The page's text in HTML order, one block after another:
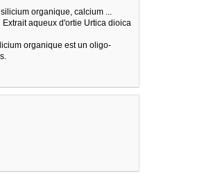
organique, calcium ...
aqueux d'ortie Urtica dioica
organique est un oligo-